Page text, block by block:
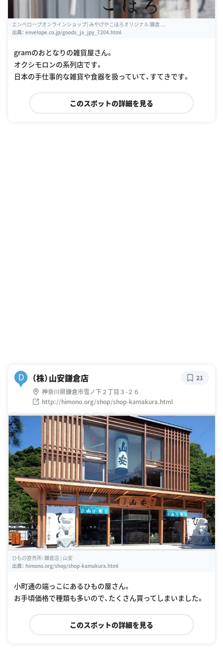
エンベロープオンラインショップ] みやげやこほろオリジナル 鎌倉 ...
出典： envelope.co.jp/goods_ja_jpy_7204.html
gramのおとなりの雑貨屋さん。
オクシモロンの系列店です。
日本の手仕事的な雑貨や食器を扱っていて、すてきです。
このスポットの詳細を見る
D （株）山安鎌倉店
神奈川県鎌倉市雪ノ下２丁目３-２６
http://himono.org/shop/shop-kamakura.html
21
ひもの直売所：鎌倉店 | 山安
出典： himono.org/shop/shop-kamakura.html
小町通の端っこにあるひもの屋さん。
お手頃価格で種類も多いので、たくさん買ってしまいました。
このスポットの詳細を見る